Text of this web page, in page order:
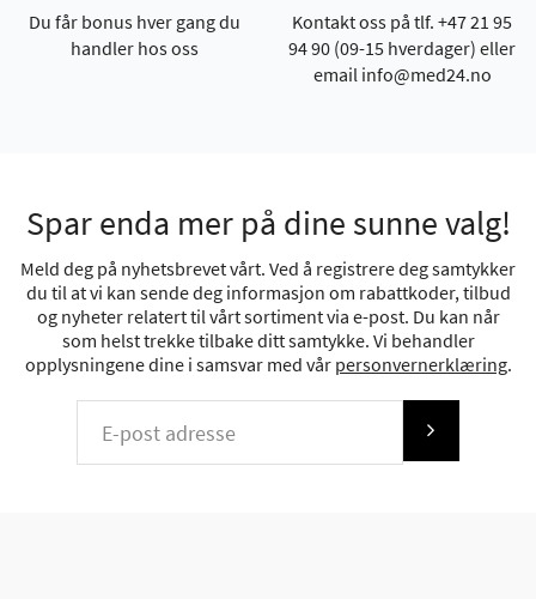
Du får bonus hver gang du
handler hos oss
Kontakt oss på tlf. +47 21 95
94 90 (09-15 hverdager) eller
email info@med24.no
Spar enda mer på dine sunne valg!
Meld deg på nyhetsbrevet vårt. Ved å registrere deg samtykker
du til at vi kan sende deg informasjon om rabattkoder, tilbud
og nyheter relatert til vårt sortiment via e-post. Du kan når
som helst trekke tilbake ditt samtykke. Vi behandler
opplysningene dine i samsvar med vår personvernerklæring.